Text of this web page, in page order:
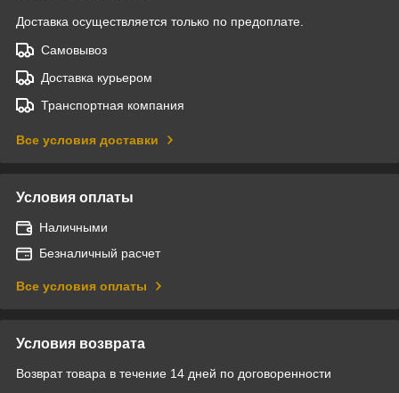
Доставка осуществляется только по предоплате.
Самовывоз
Доставка курьером
Транспортная компания
Все условия доставки
Условия оплаты
Наличными
Безналичный расчет
Все условия оплаты
Условия возврата
Возврат товара в течение 14 дней по договоренности